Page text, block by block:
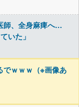
師、全身麻痺へ…
いた」
でｗｗｗ（※画像あ